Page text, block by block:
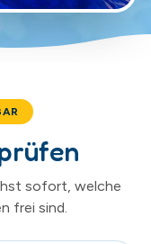
sofort, welche
frei sind.